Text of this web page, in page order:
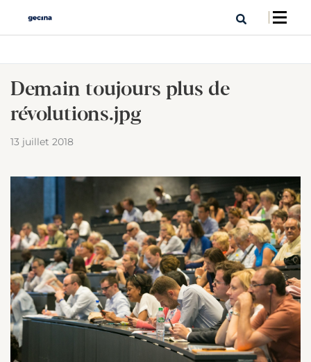
Demain toujours plus de
révolutions.jpg
13 juillet 2018